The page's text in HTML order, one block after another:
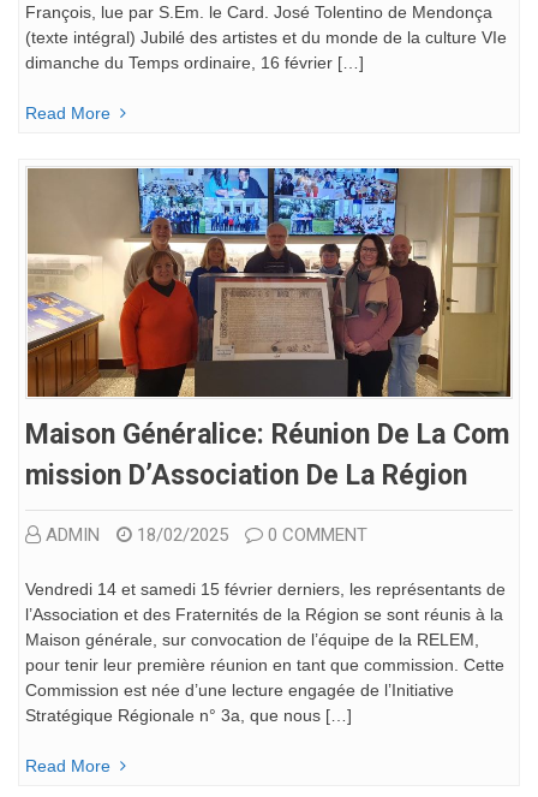
François, lue par S.Em. le Card. José Tolentino de Mendonça
(texte intégral) Jubilé des artistes et du monde de la culture VIe
dimanche du Temps ordinaire, 16 février […]
Read More
Maison Généralice: Réunion De La Com
Mission D’Association De La Région
ADMIN 18/02/2025 0 COMMENT
Vendredi 14 et samedi 15 février derniers, les représentants de
l’Association et des Fraternités de la Région se sont réunis à la
Maison générale, sur convocation de l’équipe de la RELEM,
pour tenir leur première réunion en tant que commission. Cette
Commission est née d’une lecture engagée de l’Initiative
Stratégique Régionale n° 3a, que nous […]
Read More